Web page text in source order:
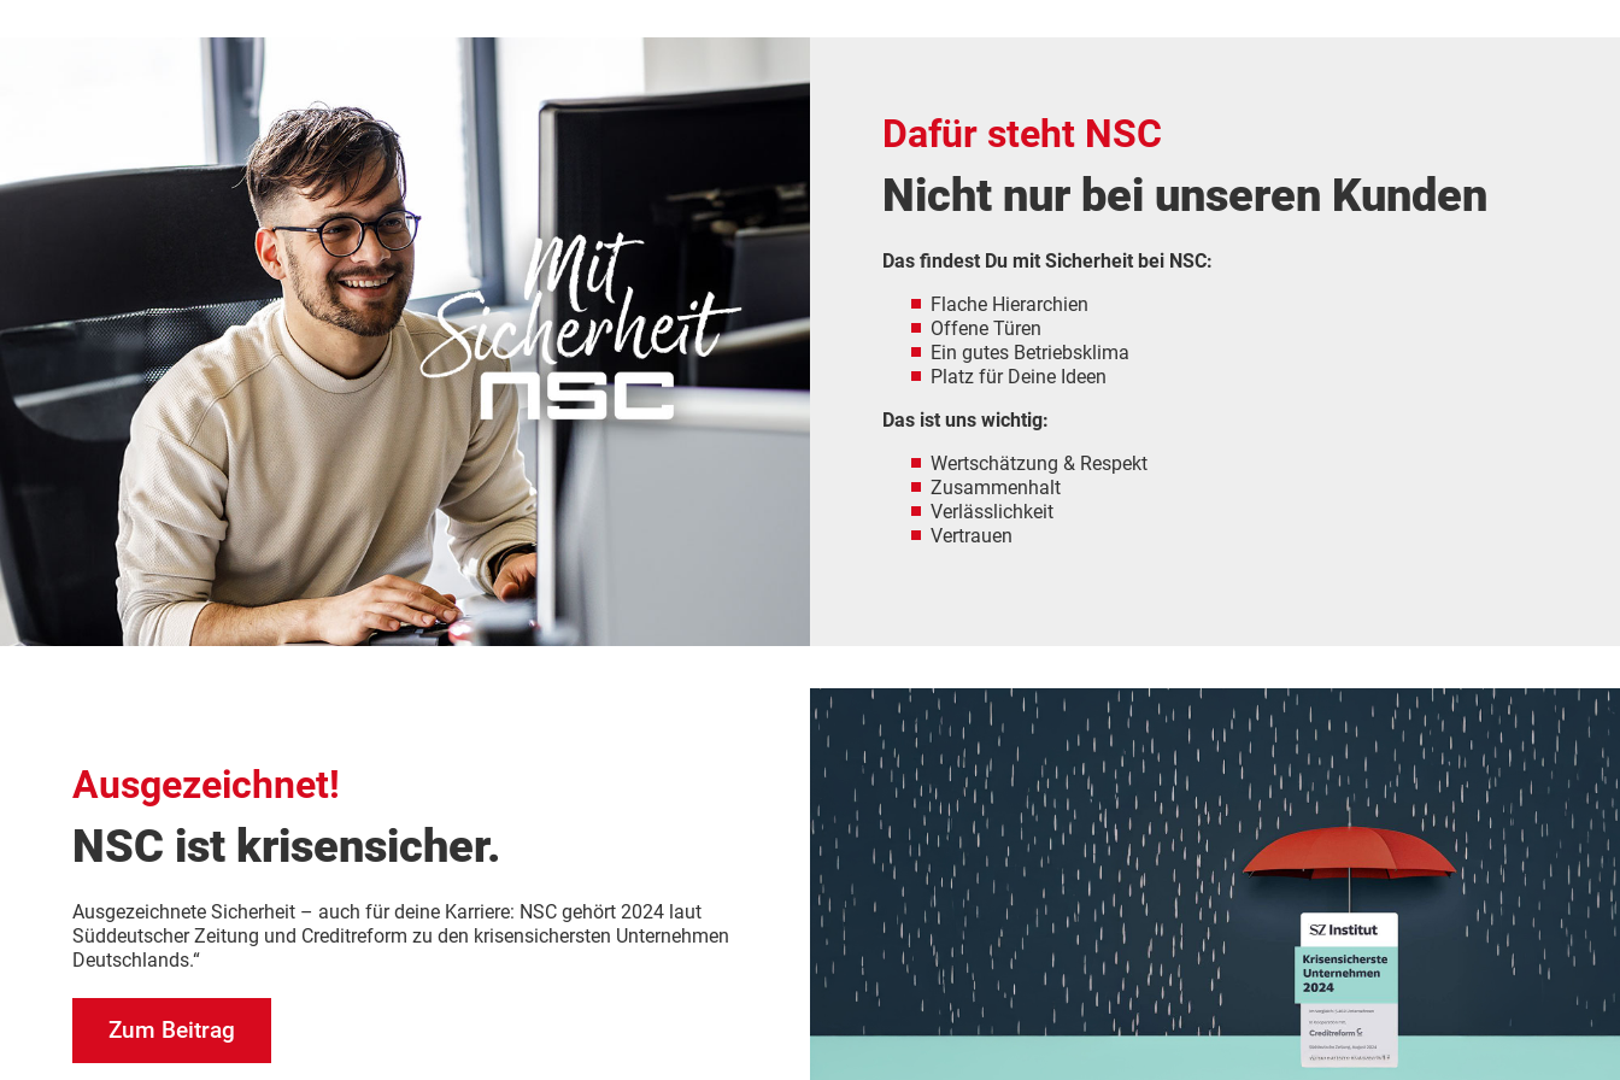
Dafür steht NSC
Nicht nur bei unseren Kunden
Das findest Du mit Sicherheit bei NSC:
Flache Hierarchien
Offene Türen
Ein gutes Betriebsklima
Platz für Deine Ideen
Das ist uns wichtig:
Wertschätzung & Respekt
Zusammenhalt
Verlässlichkeit
Vertrauen
Ausgezeichnet!
NSC ist krisensicher.
Ausgezeichnete Sicherheit – auch für deine Karriere: NSC gehört 2024 laut
Süddeutscher Zeitung und Creditreform zu den krisensichersten Unternehmen
Deutschlands.“
Zum Beitrag